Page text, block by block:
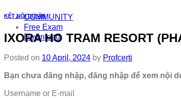
COMMUNITY
Free Exam
Download
KẾT NỐI DỰ ÁN
IXORA HO TRAM RESORT
Posted on 10 April, 2024 by Profcerti
Bạn chưa đăng nhập, đăng nhập để xem nội
Username or E-mail